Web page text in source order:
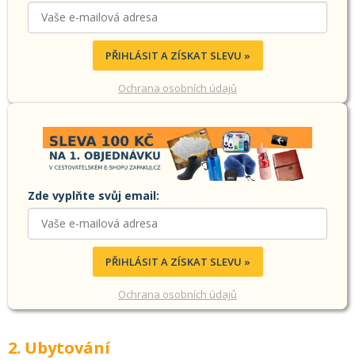
PŘIHLÁSIT A ZÍSKAT SLEVU »
Ochrana osobních údajů
Zde vyplňte svůj email:
PŘIHLÁSIT A ZÍSKAT SLEVU »
Ochrana osobních údajů
2. Ubytování